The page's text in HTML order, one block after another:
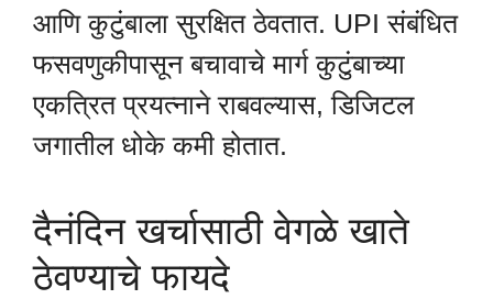
आणि कुटुंबाला सुरक्षित ठेवतात. UPI संबंधित
फसवणुकीपासून बचावाचे मार्ग कुटुंबाच्या
एकत्रित प्रयत्नाने राबवल्यास, डिजिटल
जगातील धोके कमी होतात.
दैनंदिन खर्चासाठी वेगळे खाते
ठेवण्याचे फायदे